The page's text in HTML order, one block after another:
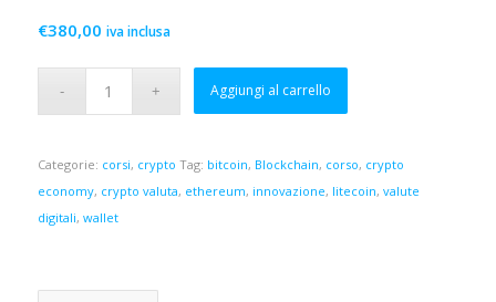
€380,00 iva inclusa
Aggiungi al carrello
Categorie: corsi, crypto Tag: bitcoin, Blockchain, corso, crypto
economy, crypto valuta, ethereum, innovazione, litecoin, valute
digitali, wallet